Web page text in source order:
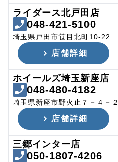
ライダース北戸田店
048-421-5100
埼玉県戸田市笹目北町10-22
店舗詳細
ホイールズ埼玉新座店
048-480-4182
埼玉県新座市野火止７－４－２
店舗詳細
三郷インター店
050-1807-4206